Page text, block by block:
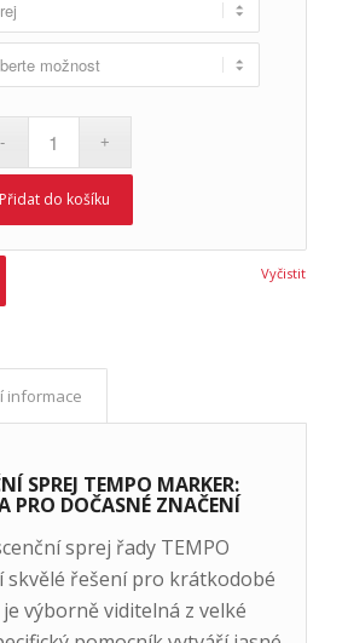
Vyčistit
Přidat do košíku
informace
SPREJ TEMPO MARKER:
PRO DOČASNÉ ZNAČENÍ
sprej řady TEMPO
skvělé řešení pro krátkodobé
výborně viditelná z velké